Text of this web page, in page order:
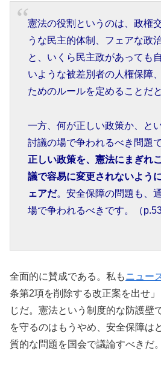
憲法の役割というのは、政権
うな民主的体制、フェアな政
と、いくら民主政があっても
いような被差別者の人権保障
ためのルールを定めることだ
一方、何が正しい政策か、と
討議の場で争われるべき問題で
正しい政策を、憲法にまぎれ
議で容易に変更されないよう
ェアだ。安全保障の問題も、
場で争われるべきです。（p.53
全面的に賛成である。私もニュー
条第2項を削除する改正案を出せ
じだ。憲法という制度的な防護壁
を守るのはもうやめ、安全保障は
質的な問題を国会で議論すべきだ。